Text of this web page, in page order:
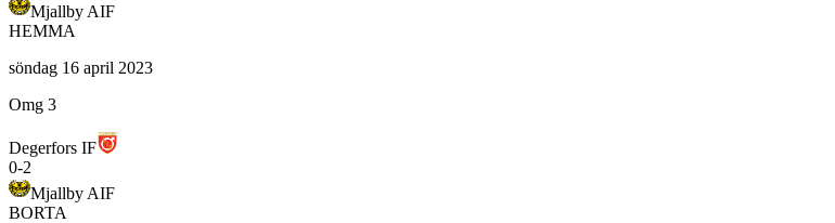
Mjallby AIF
HEMMA
söndag 16 april 2023
Omg 3
Degerfors IF
0-2
Mjallby AIF
BORTA